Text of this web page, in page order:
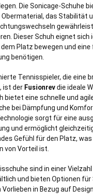
Die Sonicage-Schuhe
das Stabilität
Dieser Schuh eignet sich
Platz bewegen und eine
benötigen.
Tennisspieler, die eine
ist der Fusionrevdie ideale
bietet eine schnelle und
bei Dämpfung und
sorgt für eine
und ermöglicht
Gefühl für den Platz,
von Vorteil ist.
sind in einer Vielzahl
und bieten Optionen für
Vorlieben in Bezug auf